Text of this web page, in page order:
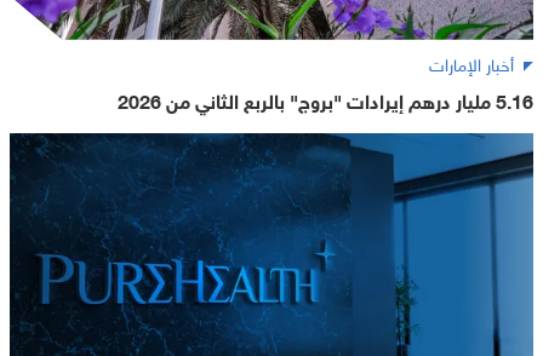
أخبار الإمارات
5.16 مليار درهم إيرادات "بروج" بالربع الثاني من 2026